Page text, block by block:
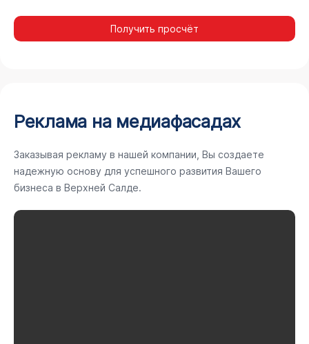
Получить просчёт
Реклама на медиафасадах
Заказывая рекламу в нашей компании, Вы создаете
надежную основу для успешного развития Вашего
бизнеса в Верхней Салде.